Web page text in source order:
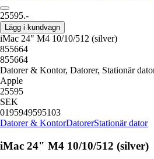
25595.-
Lägg i kundvagn
iMac 24" M4 10/10/512 (silver)
855664
855664
Datorer & Kontor, Datorer, Stationär
Apple
25595
SEK
0195949595103
Datorer & KontorDatorerStationär dator
iMac 24" M4 10/10/512 (silver)